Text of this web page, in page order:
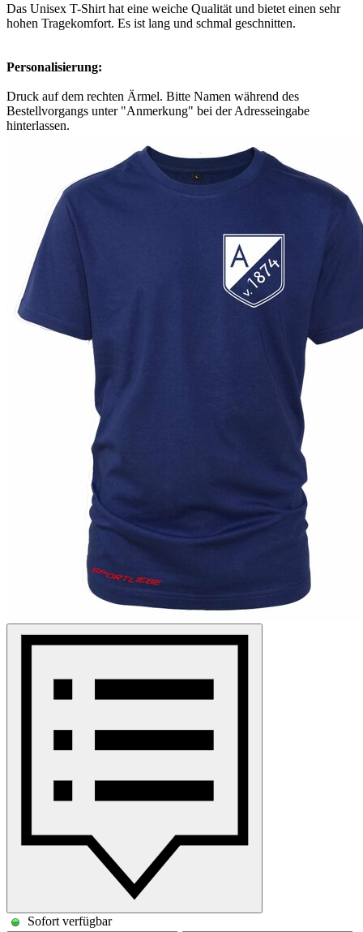
Das Unisex T-Shirt hat eine weiche Qualität und bietet einen sehr
hohen Tragekomfort. Es ist lang und schmal geschnitten.
Personalisierung:
Druck auf dem rechten Ärmel. Bitte Namen während des
Bestellvorgangs unter "Anmerkung" bei der Adresseingabe
hinterlassen.
Sofort verfügbar